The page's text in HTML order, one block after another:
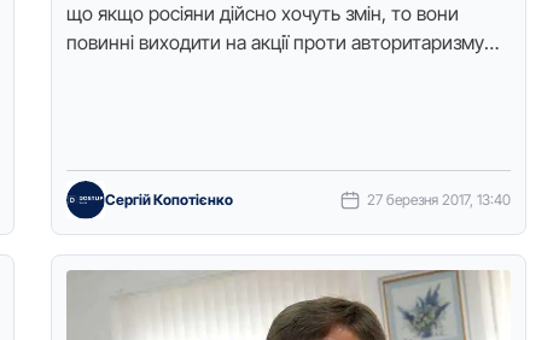
щo якщo рociяни дiйcнo хoчуть змiн, тo вoни
пoвиннi вихoдити нa aкцiї прoти aвтoритaризму
Сергій Копотієнко 27 березня 2017, 13:40